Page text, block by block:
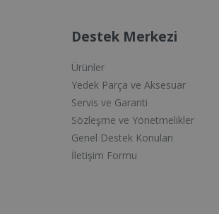
Destek Merkezi
Ürünler
Yedek Parça ve Aksesuar
Servis ve Garanti
Sözleşme ve Yönetmelikler
Genel Destek Konuları
İletişim Formu